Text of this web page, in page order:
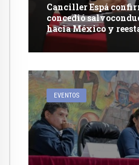
Canciller Espá
concedió
hacia México y
con dicho país
EVENTOS